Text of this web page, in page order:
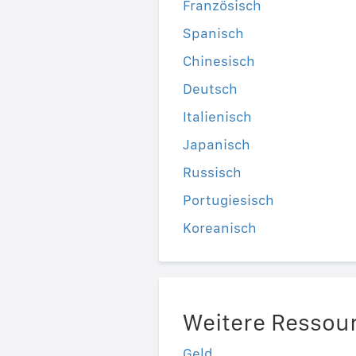
Französisch
Spanisch
Chinesisch
Deutsch
Italienisch
Japanisch
Russisch
Portugiesisch
Koreanisch
Weitere